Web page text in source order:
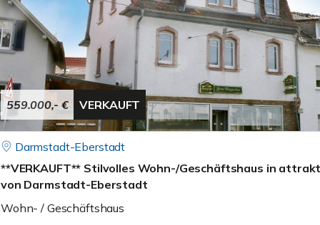
559.000,- € VERKAUFT
Darmstadt-Eberstadt
**VERKAUFT** Stilvolles Wohn-/Geschäftshaus in
von Darmstadt-Eberstadt
Wohn- / Geschäftshaus